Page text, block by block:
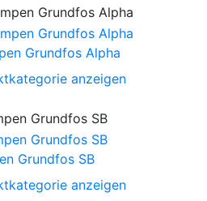
Grundfos Alpha
anzeigen
Grundfos SB
anzeigen